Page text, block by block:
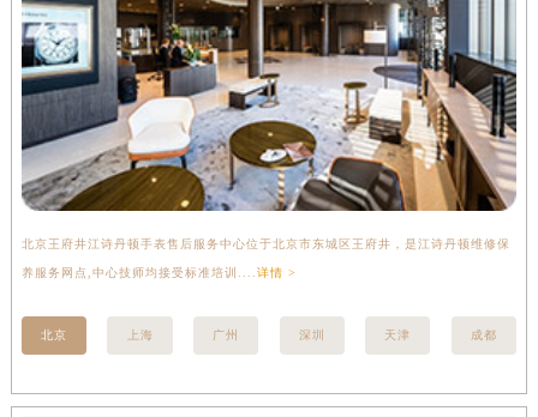
北京王府井江诗丹顿手表售后服务中心位于北京市东城区王府井，是江诗丹顿维修保
养服务网点,中心技师均接受标准培训.... 详情 >
北京 上海 广州 深圳 天津 成都